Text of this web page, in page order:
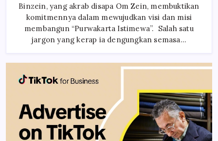
Visi
Purwakarta
Istimewa,
Jalan
Gandasoli
Kini
Mulus
Binzein, yang akrab disapa Om Zein, membuktikan
komitmennya dalam mewujudkan visi dan misi
membangun “Purwakarta Istimewa”. Salah satu
jargon yang kerap ia dengungkan semasa…